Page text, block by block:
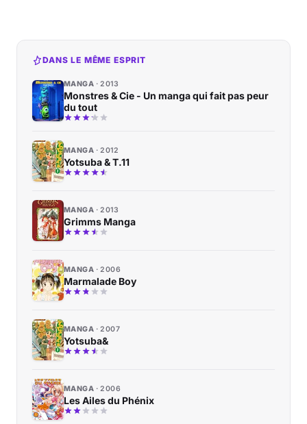
DANS LE MÊME ESPRIT
MANGA 2013
Monstres & Cie - Un manga qui fait pas peur
du tout
MANGA 2012
Yotsuba & T.11
MANGA 2013
Grimms Manga
MANGA 2006
Marmalade Boy
MANGA 2007
Yotsuba&
MANGA 2006
Les Ailes du Phénix